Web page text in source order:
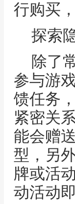
行购买
探索
除了
参与游
馈任务
紧密关
能会赠
型，另
牌或活
动活动